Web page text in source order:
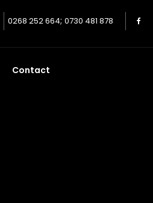
0268 252 664; 0730 481 878
Contact